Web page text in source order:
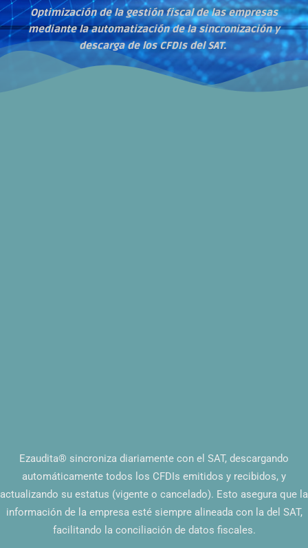
Optimización de la gestión fiscal de las empresas
mediante la automatización de la sincronización y
descarga de los CFDIs del SAT.
Ezaudita® sincroniza diariamente con el SAT, descargando
automáticamente todos los CFDIs emitidos y recibidos, y
actualizando su estatus (vigente o cancelado). Esto asegura que la
información de la empresa esté siempre alineada con la del SAT,
facilitando la conciliación de datos fiscales.